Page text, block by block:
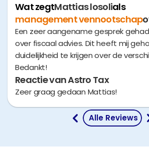
Wat zegtMattias losolials
management vennootschap
Een zeer aangename gesprek
over fiscaal advies. Dit heeft mij
duidelijkheid te krijgen over de
Bedankt!
Reactie van Astro Tax
Zeer graag gedaan Mattias!
Alle Reviews